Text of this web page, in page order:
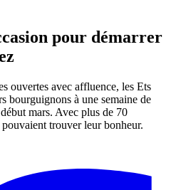
pour démarrer
ouvertes avec affluence, les Ets
bourguignons à une semaine de
mars. Avec plus de 70
pouvaient trouver leur bonheur.